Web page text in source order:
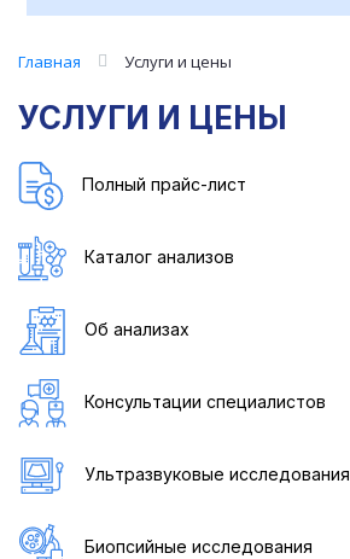
Главная Услуги и цены
УСЛУГИ И ЦЕНЫ
Полный прайс-лист
Каталог анализов
Об анализах
Консультации специалистов
Ультразвуковые исследования
Биопсийные исследования